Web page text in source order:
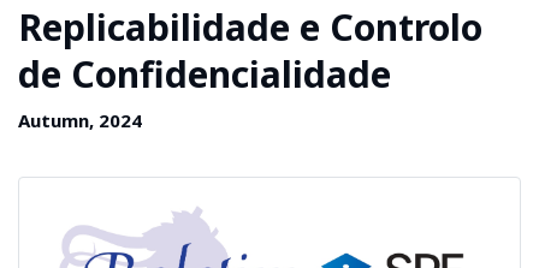
Replicabilidade e Controlo
de Confidencialidade
Autumn, 2024